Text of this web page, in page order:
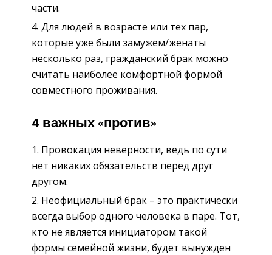
части.
Для людей в возрасте или тех пар,
которые уже были замужем/женаты
несколько раз, гражданский брак можно
считать наиболее комфортной формой
совместного проживания.
4 важных «против»
Провокация неверности, ведь по сути
нет никаких обязательств перед друг
другом.
Неофициальный брак – это практически
всегда выбор одного человека в паре. Тот,
кто не является инициатором такой
формы семейной жизни, будет вынужден